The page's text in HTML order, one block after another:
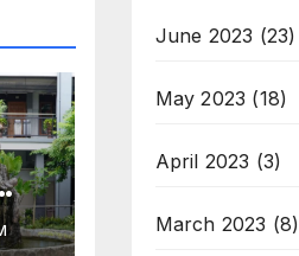
June 2023 (23)
May 2023 (18)
April 2023 (3)
March 2023 (8)